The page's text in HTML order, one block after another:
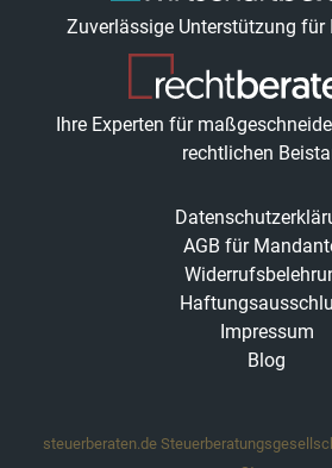
Zuverlässige Unterstützung für
Ihre Experten für
rechtlichen
AGB für
Impressum
Blog
steuerberaten.de